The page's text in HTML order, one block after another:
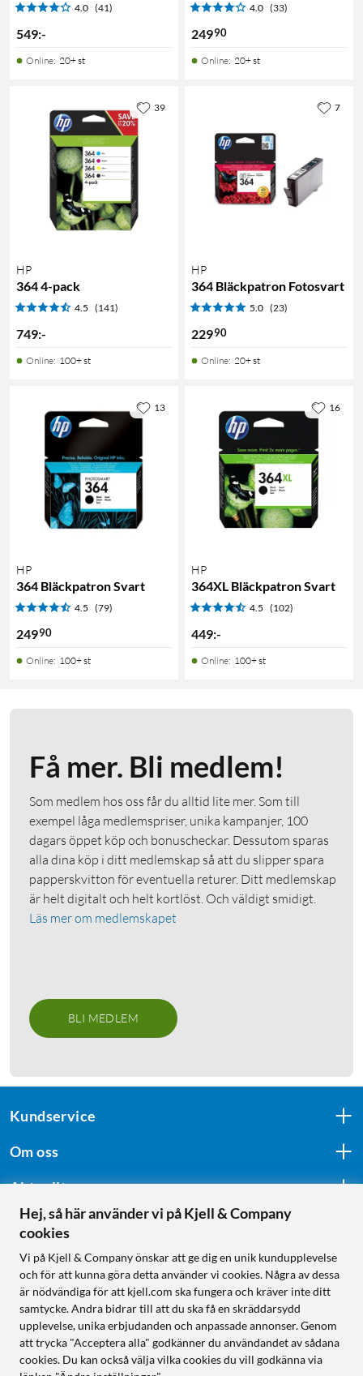
4.0 (41)
549:-
Online: 20+ st
4.0 (33)
24990
Online: 20+ st
HP
364 4-pack
4.5 (141)
749:-
Online: 100+ st
39
HP
364 Bläckpatron Fotosvart
5.0 (23)
22990
Online: 20+ st
7
HP
364 Bläckpatron Svart
4.5 (79)
24990
Online: 100+ st
13
HP
364XL Bläckpatron Svart
4.5 (102)
449:-
Online: 100+ st
16
Få mer. Bli medlem!
Som medlem hos oss får du alltid lite mer. Som till
exempel låga medlemspriser, unika kampanjer, 100
dagars öppet köp och bonuscheckar. Dessutom sparas
alla dina köp i ditt medlemskap så att du slipper spara
papperskvitton för eventuella returer. Ditt medlemskap
är helt digitalt och helt kortlöst. Och väldigt smidigt.
Läs mer om medlemskapet
BLI MEDLEM
Kundservice
Om oss
Aktuellt
Följ oss
Handla från:
Sverige
Norge
Hej, så här använder vi på Kjell & Company
cookies
Vi på Kjell & Company önskar att ge dig en unik kundupplevelse
och för att kunna göra detta använder vi cookies. Några av dessa
är nödvändiga för att kjell.com ska fungera och kräver inte ditt
samtycke. Andra bidrar till att du ska få en skräddarsydd
upplevelse, unika erbjudanden och anpassade annonser. Genom
att trycka "Acceptera alla" godkänner du användandet av sådana
cookies. Du kan också välja vilka cookies du vill godkänna via